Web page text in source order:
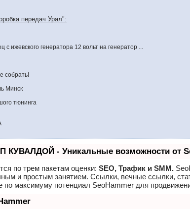
передач Урал":
с ижевского генератора 12 вольт на генератор ...
собрать!
Минск
тюнинга
КУВАЛДОЙ - Уникальные возможности от
по трем пакетам оценки: SEO, Трафик и SMM.
и простым занятием. Ссылки, вечные ссылки,
по максимуму потенциал SeoHammer для